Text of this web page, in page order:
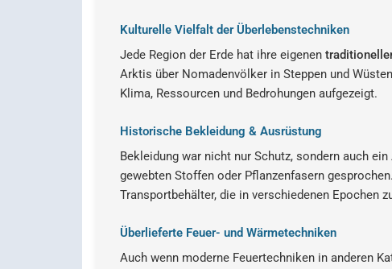
Kulturelle Vielfalt der Überlebenstechniken
Jede Region der Erde hat ihre eigenen
Arktis über Nomadenvölker in Steppen und
Klima, Ressourcen und Bedrohungen aufgezeigt.
Historische Bekleidung & Ausrüstung
Bekleidung war nicht nur Schutz, sondern auch
gewebten Stoffen oder Pflanzenfasern
Transportbehälter, die in verschiedenen Epochen
Überlieferte Feuer- und Wärmetechniken
Auch wenn moderne Feuertechniken in anderen